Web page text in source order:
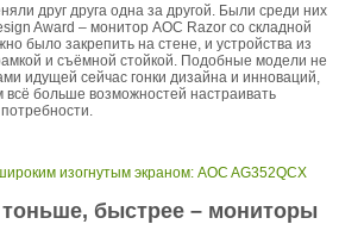
друг друга одна за другой. Были среди них
Award – монитор AOC Razor со складной
было закрепить на стене, и устройства из
и съёмной стойкой. Подобные модели не
идущей сейчас гонки дизайна и инноваций,
больше возможностей настраивать
изогнутым экраном: AOC AG352QCX
быстрее – мониторы